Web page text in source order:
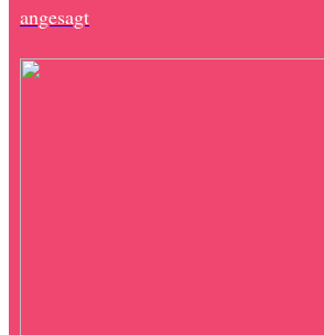
angesagt